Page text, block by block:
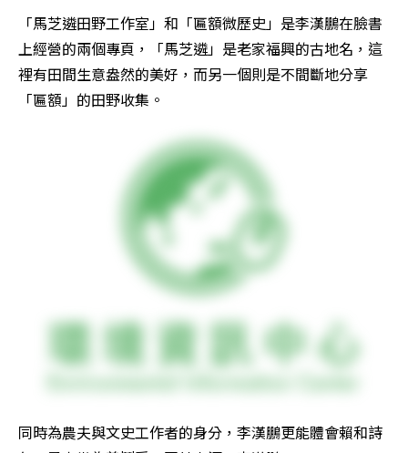
「馬芝遴田野工作室」和「匾額微歷史」是李漢鵬在臉書
上經營的兩個專頁，「馬芝遴」是老家福興的古地名，這
裡有田間生意盎然的美好，而另一個則是不間斷地分享
「匾額」的田野收集。
同時為農夫與文史工作者的身分，李漢鵬更能體會賴和詩